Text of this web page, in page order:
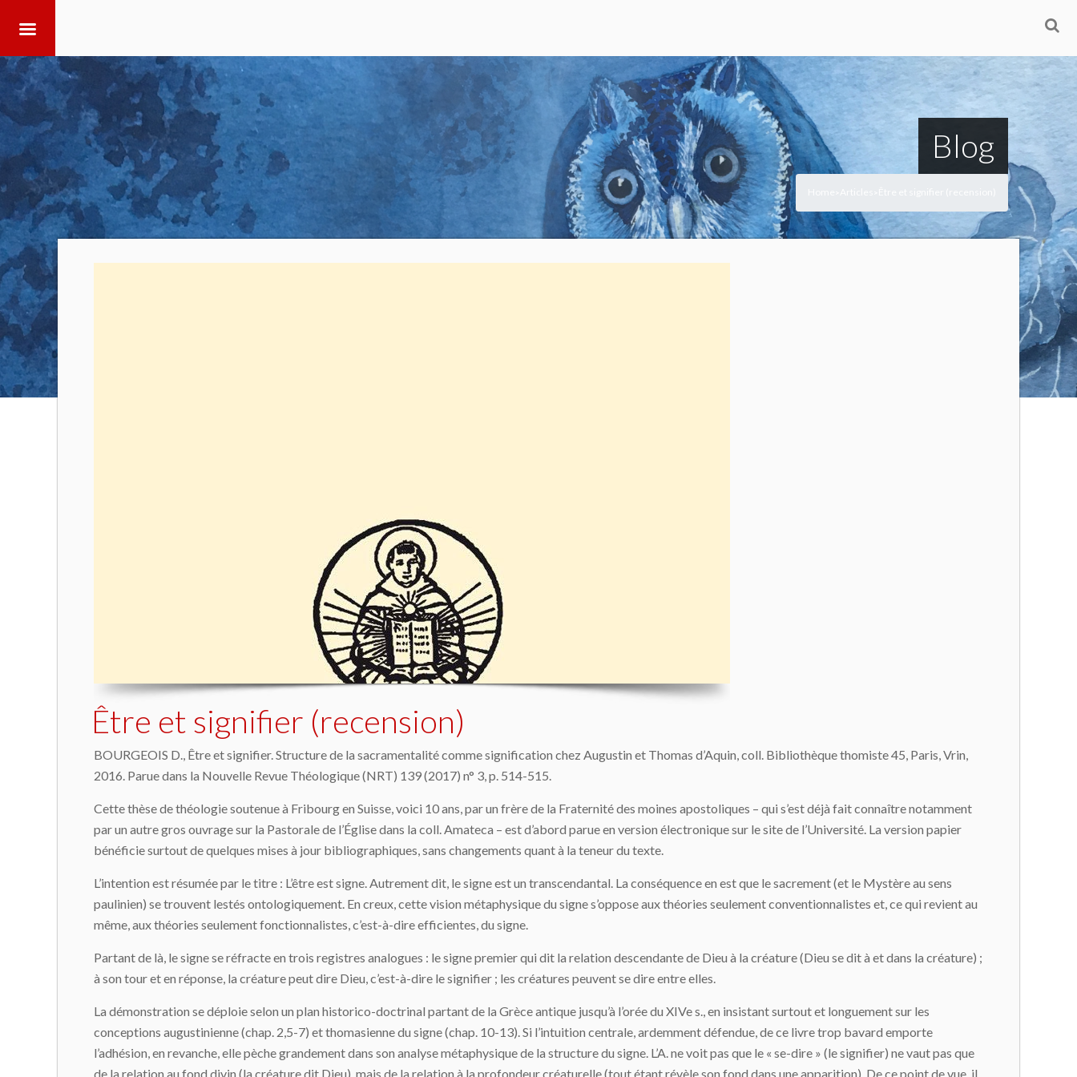
Blog
Être et signifier (recension)
BOURGEOIS D., Être et signifier. Structure de la sacramentalité comme signification chez Augustin et Thomas d’Aquin, coll. Bibliothèque thomiste 45, Paris, Vrin,
2016. Parue dans la Nouvelle Revue Théologique (NRT) 139 (2017) n° 3, p. 514-515.
Cette thèse de théologie soutenue à Fribourg en Suisse, voici 10 ans, par un frère de la Fraternité des moines apostoliques – qui s’est déjà fait connaître notamment
par un autre gros ouvrage sur la Pastorale de l’Église dans la coll. Amateca – est d’abord parue en version électronique sur le site de l’Université. La version papier
bénéficie surtout de quelques mises à jour bibliographiques, sans changements quant à la teneur du texte.
L’intention est résumée par le titre : L’être est signe. Autrement dit, le signe est un transcendantal. La conséquence en est que le sacrement (et le Mystère au sens
paulinien) se trouvent lestés ontologiquement. En creux, cette vision métaphysique du signe s’oppose aux théories seulement conventionnalistes et, ce qui revient au
même, aux théories seulement fonctionnalistes, c’est-à-dire efficientes, du signe.
Partant de là, le signe se réfracte en trois registres analogues : le signe premier qui dit la relation descendante de Dieu à la créature (Dieu se dit à et dans la créature) ;
à son tour et en réponse, la créature peut dire Dieu, c’est-à-dire le signifier ; les créatures peuvent se dire entre elles.
La démonstration se déploie selon un plan historico-doctrinal partant de la Grèce antique jusqu’à l’orée du XIVe s., en insistant surtout et longuement sur les
conceptions augustinienne (chap. 2,5-7) et thomasienne du signe (chap. 10-13). Si l’intuition centrale, ardemment défendue, de ce livre trop bavard emporte
l’adhésion, en revanche, elle pèche grandement dans son analyse métaphysique de la structure du signe. L’A. ne voit pas que le « se-dire » (le signifier) ne vaut pas que
de la relation au fond divin (la créature dit Dieu), mais de la relation à la profondeur créaturelle (tout étant révèle son fond dans une apparition). De ce point de vue, il